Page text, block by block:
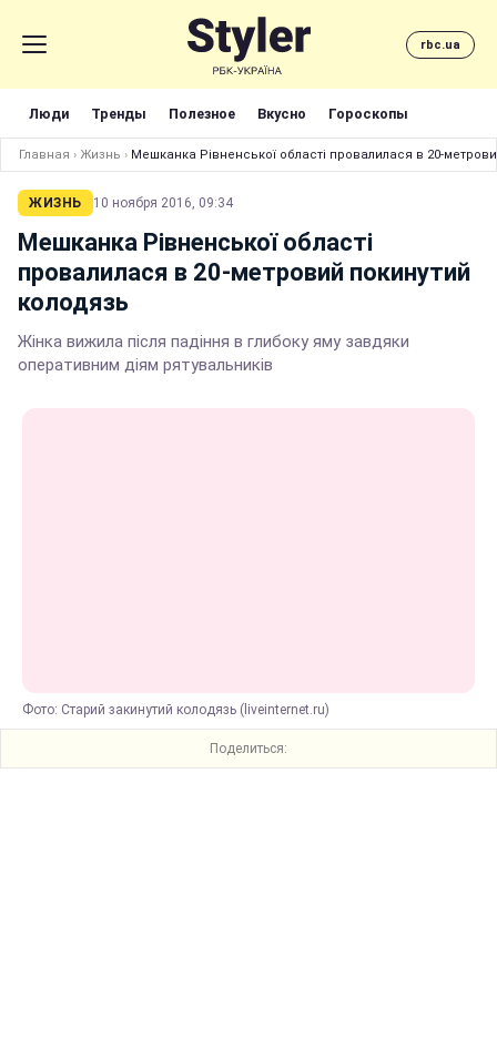
rbc.ua
Люди Тренды Полезное Вкусно Гороскопы
Главная › Жизнь › Мешканка Рівненської області провалилася в 20-
ЖИЗНЬ 10 ноября 2016, 09:34
Мешканка Рівненської області
провалилася в 20-метровий покинутий
колодязь
Жінка вижила після падіння в глибоку яму завдяки
оперативним діям рятувальників
Фото: Старий закинутий колодязь (liveinternet.ru)
Поделиться: